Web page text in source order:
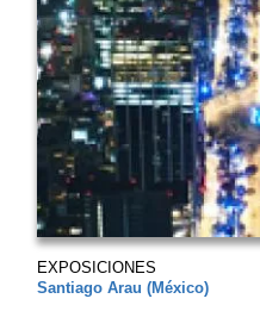
EXPOSICIONES
Santiago Arau (México)